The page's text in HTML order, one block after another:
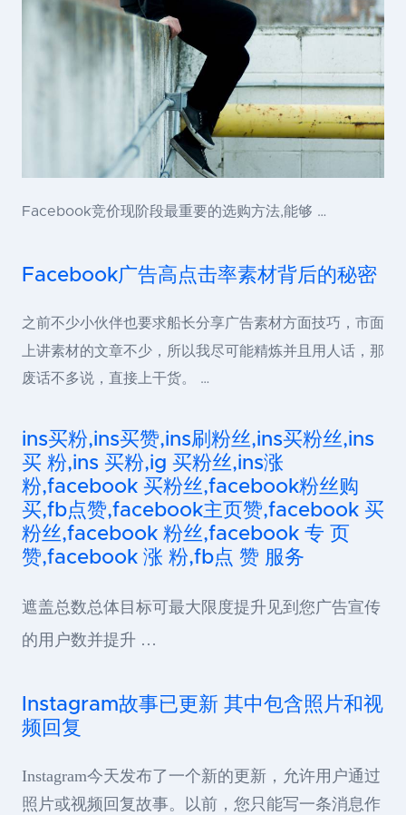
Facebook竞价现阶段最重要的选购方法,能够 …
Facebook广告高点击率素材背后的秘密
之前不少小伙伴也要求船长分享广告素材方面技巧，市面
上讲素材的文章不少，所以我尽可能精炼并且用人话，那
废话不多说，直接上干货。 …
ins买粉,ins买赞,ins刷粉丝,ins买粉丝,ins
买 粉,ins 买粉,ig 买粉丝,ins涨
粉,facebook 买粉丝,facebook粉丝购
买,fb点赞,facebook主页赞,facebook 买
粉丝,facebook 粉丝,facebook 专 页
赞,facebook 涨 粉,fb点 赞 服务
遮盖总数总体目标可最大限度提升见到您广告宣传
的用户数并提升 …
Instagram故事已更新 其中包含照片和视
频回复
Instagram今天发布了一个新的更新，允许用户通过
照片或视频回复故事。以前，您只能写一条消息作